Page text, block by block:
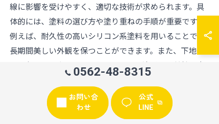
線に影響を受けやすく、適切な技術が求められます。具
体的には、塗料の選び方や塗り重ねの手順が重要です。
例えば、耐久性の高いシリコン系塗料を用いることで、
長期間美しい外観を保つことができます。また、下地処
理の段階で丁寧なケアを行うことで、塗料の密着性を向
上させることが可能です。こうした技術的な細部が、最
終的な仕上がりに大きな影響を及ぼします。
0562-48-8315
お問い合
わせ
公式
LINE